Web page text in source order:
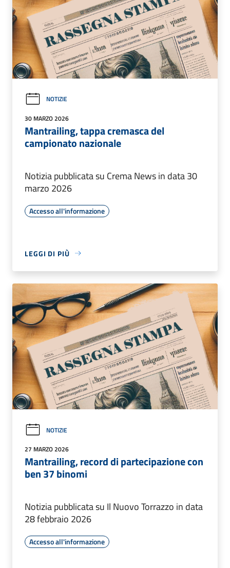
NOTIZIE
30 MARZO 2026
Mantrailing, tappa cremasca del
campionato nazionale
Notizia pubblicata su Crema News in data 30
marzo 2026
Accesso all'informazione
LEGGI DI PIÙ
NOTIZIE
27 MARZO 2026
Mantrailing, record di partecipazione con
ben 37 binomi
Notizia pubblicata su Il Nuovo Torrazzo in data
28 febbraio 2026
Accesso all'informazione